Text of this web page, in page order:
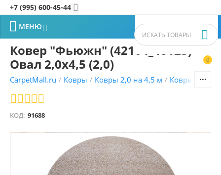
+7 (995) 600-45-44 
0


 МЕНЮ
Ковер "Фьюжн" (42104_48123)
Овал 2,0х4,5 (2,0)
CarpetMall.ru / Ковры / Ковры 2,0 на 4,5 м / Ковры
КОД: 91688